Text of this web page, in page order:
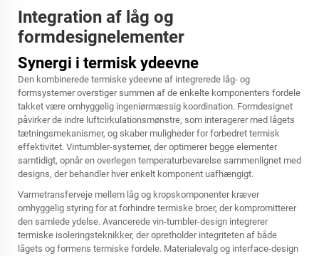
Integration af låg og
formdesignelementer
Synergi i termisk ydeevne
Den kombinerede termiske ydeevne af integrerede låg- og
formsystemer overstiger summen af de enkelte komponenters fordele
takket være omhyggelig ingeniørmæssig koordination. Formdesignet
påvirker de indre luftcirkulationsmønstre, som interagerer med lågets
tætningsmekanismer, og skaber muligheder for forbedret termisk
effektivitet. Vintumbler-systemer, der optimerer begge elementer
samtidigt, opnår en overlegen temperaturbevarelse sammenlignet med
designs, der behandler hver enkelt komponent uafhængigt.
Varmetransferveje mellem låg og kropskomponenter kræver
omhyggelig styring for at forhindre termiske broer, der kompromitterer
den samlede ydelse. Avancerede vin-tumbler-design integrerer
termiske isoleringsteknikker, der opretholder integriteten af både
lågets og formens termiske fordele. Materialevalg og interface-design